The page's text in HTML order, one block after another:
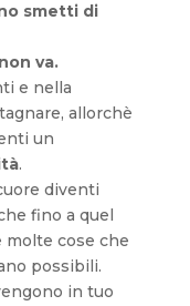
smetti di
va.
e nella
allorchè
un
.
diventi
fino a quel
molte cose che
possibili.
in tuo